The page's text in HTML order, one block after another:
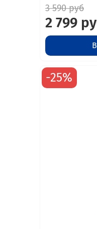
3 590 руб
2 799
-25%